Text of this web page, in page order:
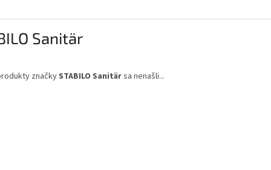
Sanitär
značkySTABILO Sanitärsa nenašli...